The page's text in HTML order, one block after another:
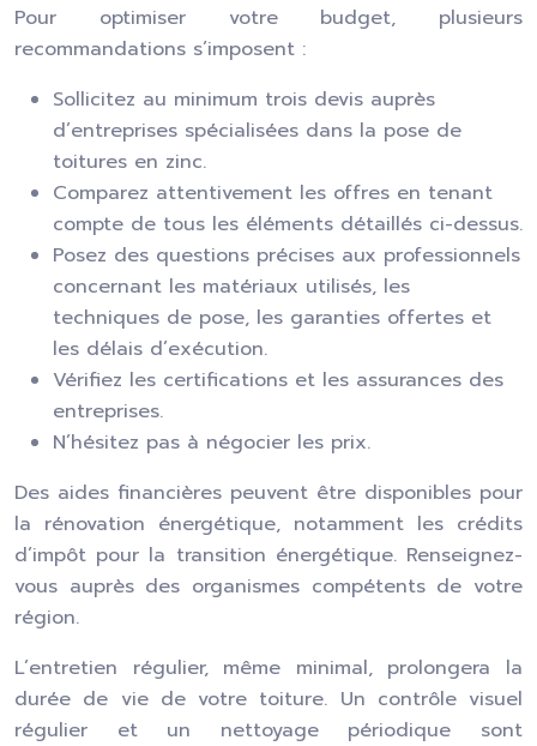
Pour optimiser votre budget, plusieurs
recommandations s’imposent :
Sollicitez au minimum trois devis auprès
d’entreprises spécialisées dans la pose de
toitures en zinc.
Comparez attentivement les offres en tenant
compte de tous les éléments détaillés ci-dessus.
Posez des questions précises aux professionnels
concernant les matériaux utilisés, les
techniques de pose, les garanties offertes et
les délais d’exécution.
Vérifiez les certifications et les assurances des
entreprises.
N’hésitez pas à négocier les prix.
Des aides financières peuvent être disponibles pour
la rénovation énergétique, notamment les crédits
d’impôt pour la transition énergétique. Renseignez-
vous auprès des organismes compétents de votre
région.
L’entretien régulier, même minimal, prolongera la
durée de vie de votre toiture. Un contrôle visuel
régulier et un nettoyage périodique sont